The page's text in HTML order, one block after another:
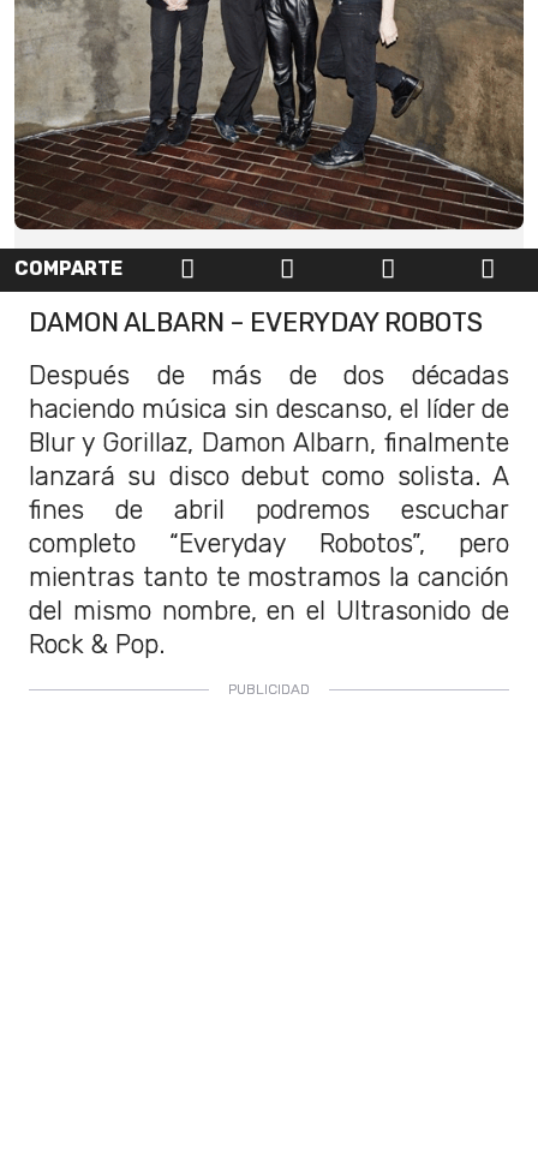
COMPARTE
DAMON ALBARN – EVERYDAY ROBOTS
Después de más de dos décadas
haciendo música sin descanso, el líder de
Blur y Gorillaz, Damon Albarn, finalmente
lanzará su disco debut como solista. A
fines de abril podremos escuchar
completo “Everyday Robotos”, pero
mientras tanto te mostramos la canción
del mismo nombre, en el Ultrasonido de
Rock & Pop.